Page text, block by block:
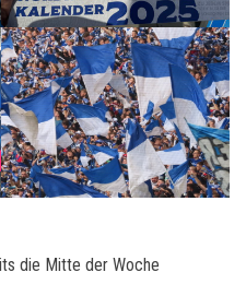
die Mitte der Woche